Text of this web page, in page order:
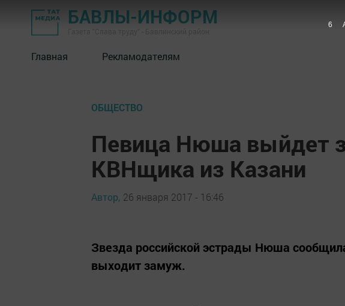
БАВЛЫ-ИНФОРМ
Главная Рекламодателям
ОБЩЕСТВО
Певица Нюша выйдет
КВНщика из Казани
Автор, 26 января 2017 - 16:46
Звезда российской эстрады Нюша
выходит замуж.
5